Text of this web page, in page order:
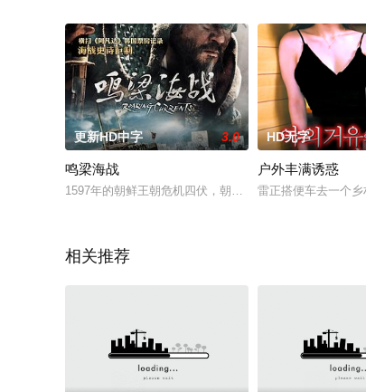
更新HD中字 3.0
鸣梁海战
1597年的朝鲜王朝危机四伏，朝鲜海军主力随着大将李
HD无字
户外丰满诱惑
雷正搭便车去一个
相关推荐